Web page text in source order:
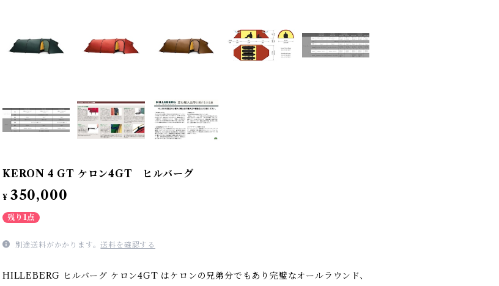
KERON 4 GT ケロン4GT ヒルバーグ
¥ 350,000
残り1点
別途送料がかかります。送料を確認する
HILLEBERG ヒルバーグ ケロン4GT はケロンの兄弟分でもあり完璧なオールラウンド、